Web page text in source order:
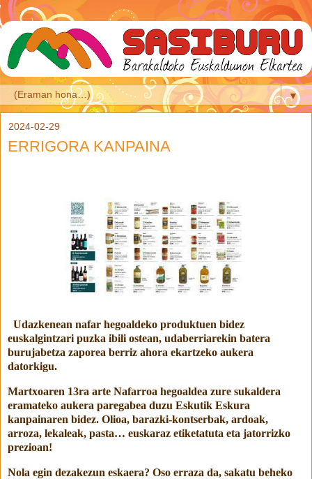
▼
2024-02-29
ERRIGORA KANPAINA
Udazkenean nafar hegoaldeko produktuen bidez
euskalgintzari puzka ibili ostean, udaberriarekin batera
burujabetza zaporea berriz ahora ekartzeko aukera
datorkigu.
Martxoaren 13ra arte Nafarroa hegoaldea zure sukaldera
eramateko aukera paregabea duzu Eskutik Eskura
kanpainaren bidez. Olioa, barazki-kontserbak, ardoak,
arroza, lekaleak, pasta… euskaraz etiketatuta eta jatorrizko
prezioan!
Nola egin dezakezun eskaera? Oso erraza da, sakatu beheko